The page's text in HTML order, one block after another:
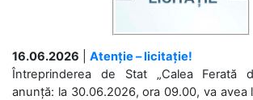
16.06.2026
Atenție – licitație!
Întreprinderea de Stat „Calea Ferată
anunță: la 30.06.2026, ora 09.00, va avea